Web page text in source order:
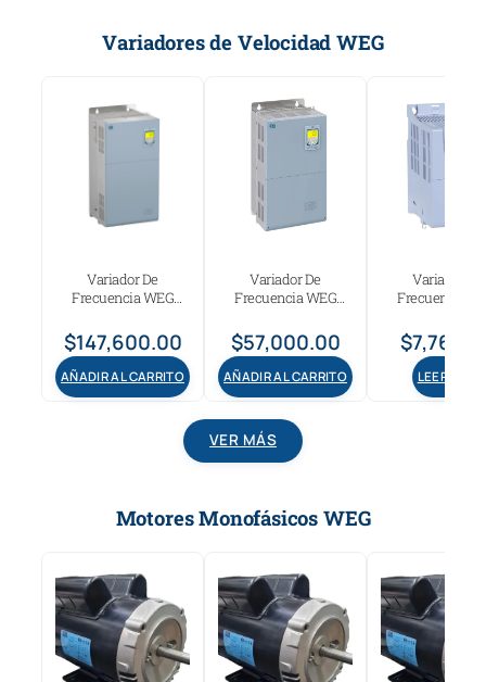
Variadores de Velocidad WEG
Variador De
Frecuencia WEG
240v Trífasico
$147,600.00
AÑADIR AL CARRITO
Variador De
Frecuencia WEG
Trífasico
$57,000.00
AÑADIR AL CARRITO
Variador De
Frecuencia
Ttifásico
$
LEER MÁS
VER MÁS
Motores Monofásicos WEG